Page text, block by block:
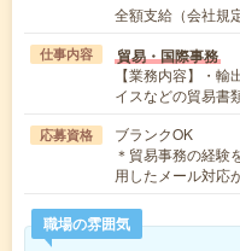
全額支給（会社規
仕事内容 貿易・国際事務
【業務内容】・
イスなどの貿易書
応募資格
ブランクOK
＊貿易事務の経験
用したメール対応
職場の雰囲気